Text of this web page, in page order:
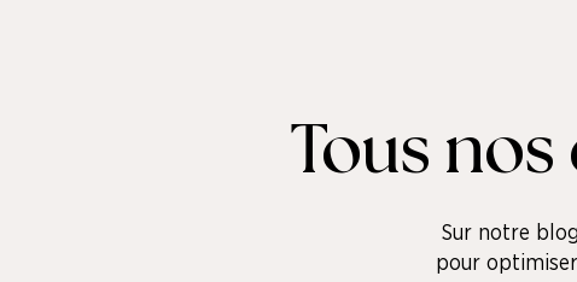
Tous
Sur notre
pour